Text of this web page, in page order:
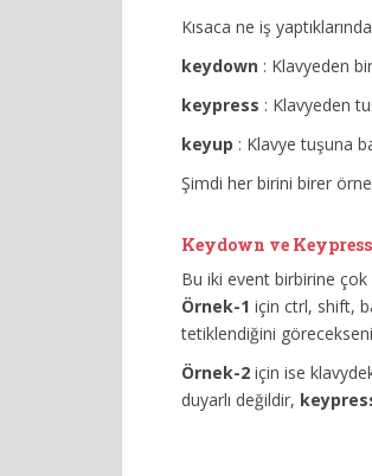
Kısaca ne iş
keydown : Klavyeden bir
keypress : Klavyeden
keyup : Klavye tuşuna
Şimdi her birini birer
Keydown ve
Bu iki event birbirine çok
Örnek-1 için ctrl, shift,
tetiklendiğini
Örnek-2 için ise
duyarlı değildir,